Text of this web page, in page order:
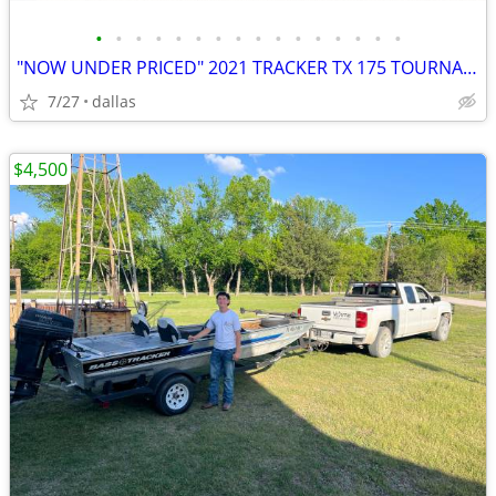
• • • • • • • • • • • • • • • •
"NOW UNDER PRICED" 2021 TRACKER TX 175 TOURNAMENT EDITION
7/27 dallas
$4,500